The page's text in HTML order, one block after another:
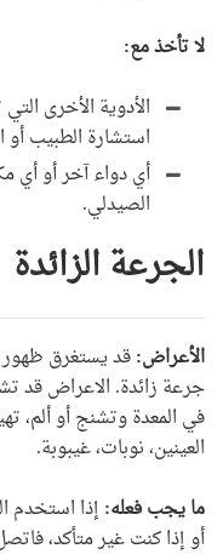
لا تأخذ مع:
الأدوية الأخرى
استشارة الطبيب أو
أي دواء آخر أو أي
الصيدلي.
الجرعة الزائدة
الأعراض:
جرعة زائدة. الاعراض قد
في المعدة وتشنج أو ألم،
العينين، نوبات، غيبوبة.
ما يجب فعله: إذا استخدم
أو إذا كنت غير متأكد،